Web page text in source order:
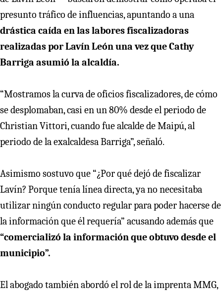
presunto tráfico de influencias, apuntando a una
drástica caída en las labores fiscalizadoras
realizadas por Lavín León una vez que Cathy
Barriga asumió la alcaldía.
“Mostramos la curva de oficios fiscalizadores, de cómo
se desplomaban, casi en un 80% desde el periodo de
Christian Vittori, cuando fue alcalde de Maipú, al
periodo de la exalcaldesa Barriga”, señaló.
Asimismo sostuvo que “¿Por qué dejó de fiscalizar
Lavín? Porque tenía línea directa, ya no necesitaba
utilizar ningún conducto regular para poder hacerse de
la información que él requería” acusando además que
“comercializó la información que obtuvo desde el
municipio”.
El abogado también abordó el rol de la imprenta MMG,